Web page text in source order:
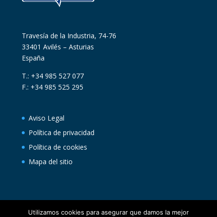
Travesía de la Industria, 74-76
33401 Avilés – Asturias
España
T.: +34 985 527 077
F.: +34 985 525 295
Aviso Legal
Política de privacidad
Política de cookies
Mapa del sitio
Utilizamos cookies para asegurar que damos la mejor